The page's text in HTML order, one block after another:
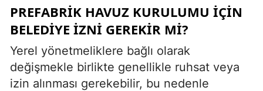
PREFABRIK HAVUZ KURULUMU IÇIN
BELEDIYE IZNI GEREKIR MI?
Yerel yönetmeliklere bağlı olarak
değişmekle birlikte genellikle ruhsat veya
izin alınması gerekebilir, bu nedenle